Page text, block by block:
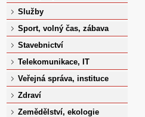
Služby
Sport, volný čas, zábava
Stavebnictví
Telekomunikace, IT
Veřejná správa, instituce
Zdraví
Zemědělství, ekologie